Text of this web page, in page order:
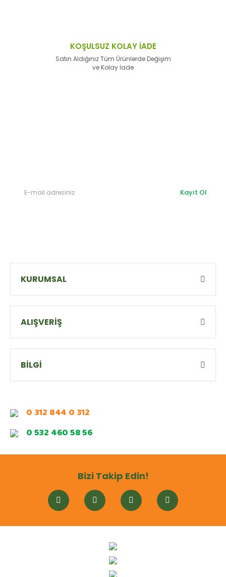
KOŞULSUZ KOLAY İADE
Satın Aldığınız Tüm Ürünlerde Değişim
ve Kolay İade
Kayıt Ol
KURUMSAL
ALIŞVERİŞ
BİLGİ
0 312 844 0 312
0 532 460 58 56
Bizi Takip Edin!